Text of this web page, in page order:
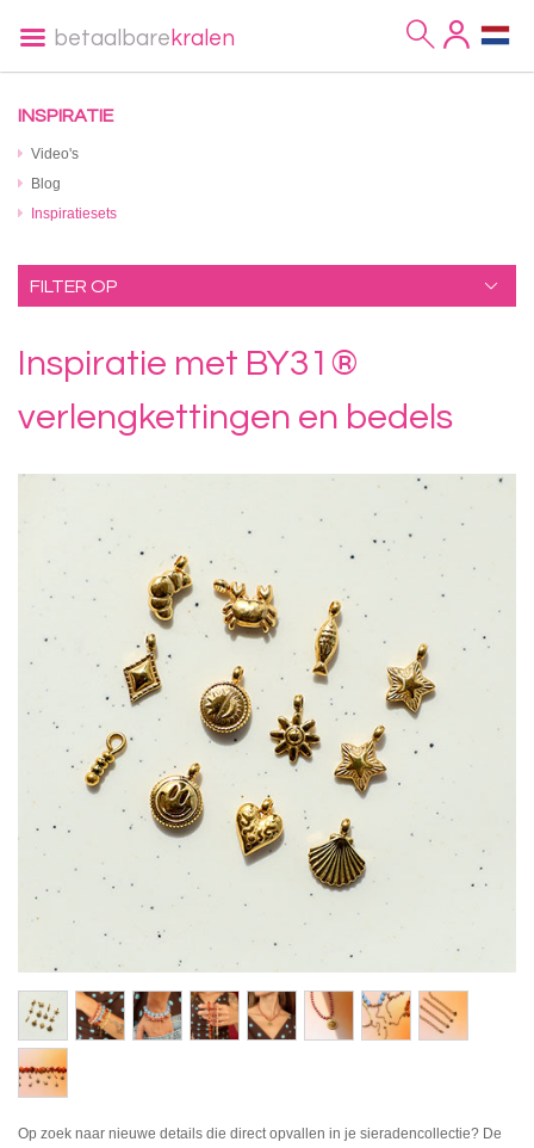
betaalbare kralen
INSPIRATIE
Video's
Blog
Inspiratiesets
FILTER OP
Inspiratie met BY31®
verlengkettingen en bedels
Op zoek naar nieuwe details die direct opvallen in je sieradencollectie? De